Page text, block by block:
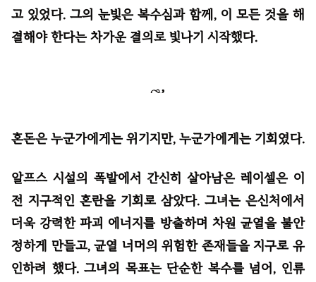
고 있었다. 그의 눈빛은 복수심과 함께, 이 모든 것을 해
결해야 한다는 차가운 결의로 빛나기 시작했다.
혼돈은 누군가에게는 위기지만, 누군가에게는 기회였다.
알프스 시설의 폭발에서 간신히 살아남은 레이셀은 이
전 지구적인 혼란을 기회로 삼았다. 그녀는 은신처에서
더욱 강력한 파괴 에너지를 방출하며 차원 균열을 불안
정하게 만들고, 균열 너머의 위험한 존재들을 지구로 유
인하려 했다. 그녀의 목표는 단순한 복수를 넘어, 인류